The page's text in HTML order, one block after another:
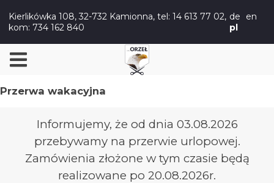
Kierlikówka 108, 32-732 Kamionna, tel: 14 613 77 02,
kom: 734 162 840
de
en
pl
Przerwa wakacyjna
Informujemy, że od dnia 03.08.2026
przebywamy na przerwie urlopowej.
Zamówienia złożone w tym czasie będą
realizowane po 20.08.2026r.